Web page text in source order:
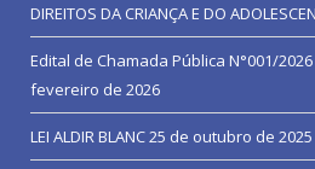
DIREITOS DA CRIANÇA E DO
Edital de Chamada Pública N°001/
fevereiro de 2026
LEI ALDIR BLANC25 de outubro de 2025